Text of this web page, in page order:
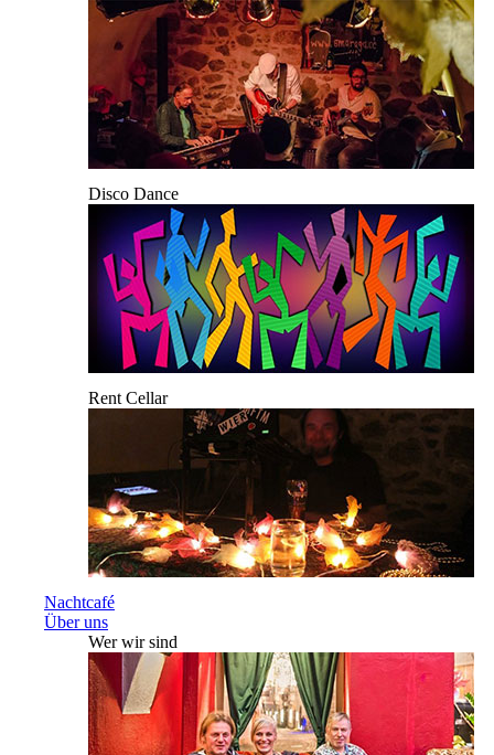
Disco Dance
Rent Cellar
Nachtcafé
Über uns
Wer wir sind